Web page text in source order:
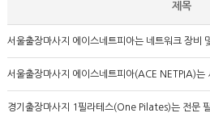
제목
서울출장마사지 에이스네트피아는 네트워크 장비
서울출장마사지 에이스네트피아(ACE NETPIA)는
경기출장마사지 1필라테스(One Pilates)는 전문